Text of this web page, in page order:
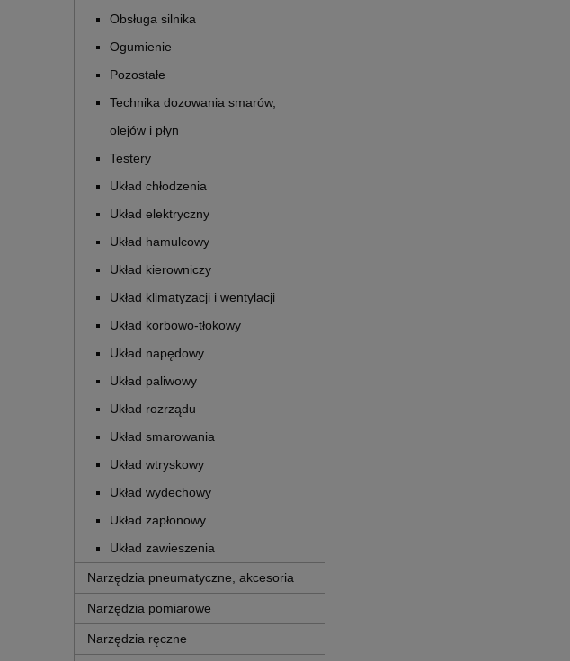
Obsługa silnika
Ogumienie
Pozostałe
Technika dozowania smarów,
olejów i płyn
Testery
Układ chłodzenia
Układ elektryczny
Układ hamulcowy
Układ kierowniczy
Układ klimatyzacji i wentylacji
Układ korbowo-tłokowy
Układ napędowy
Układ paliwowy
Układ rozrządu
Układ smarowania
Układ wtryskowy
Układ wydechowy
Układ zapłonowy
Układ zawieszenia
Narzędzia pneumatyczne, akcesoria
Narzędzia pomiarowe
Narzędzia ręczne